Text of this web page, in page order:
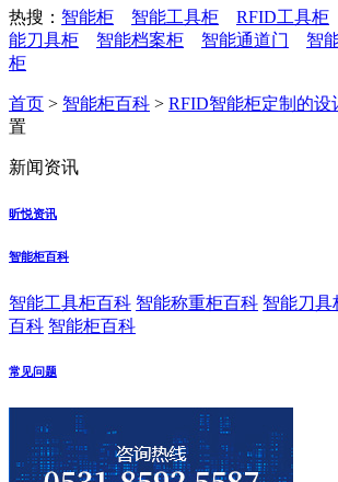
热搜： 智能柜 智能工具柜 RFID工具柜
能刀具柜
智能档案柜 智能通道门 智
柜
首页 > 智能柜百科 > RFID智能柜定制的设
置
新闻资讯
昕悦资讯
智能柜百科
智能工具柜百科 智能称重柜百科 智能刀具
百科 智能柜百科
常见问题